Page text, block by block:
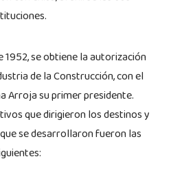
se obtiene la autorización
de la Construcción, con el
Arroja su primer presidente.
que dirigieron los destinos y
se desarrollaron fueron las